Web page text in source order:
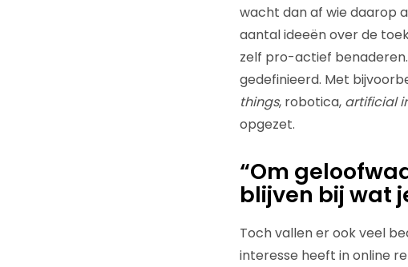
wacht dan af wie daarop
aantal ideeën over de
zelf pro-actief
gedefinieerd. Met
things, robotica, artificial
opgezet.
“Om
blijven bij wat
Toch vallen er ook veel
interesse heeft in online